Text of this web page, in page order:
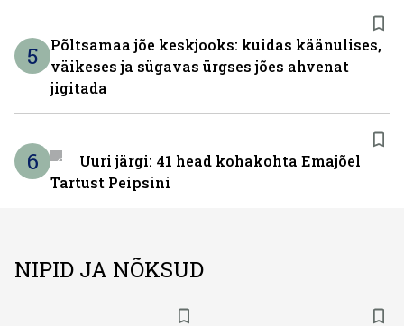
5
Põltsamaa jõe keskjooks: kuidas käänulises,
väikeses ja sügavas ürgses jões ahvenat
jigitada
6
Uuri järgi: 41 head kohakohta Emajõel
Tartust Peipsini
NIPID JA NÕKSUD